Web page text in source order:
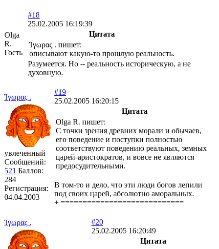
Olga
R.
Гость
#18
25.02.2005 16:19:39
Цитата
Ίγωρας . пишет:
описывают какую-то прошлую реальность.
Разумеется. Но -- реальность историческую, а не
духовную.
Ίγωρας .
увлеченный
Сообщений:
521 Баллов:
284
Регистрация:
04.04.2003
#19
25.02.2005 16:20:15
Цитата
Olga R. пишет:
С точки зрения древних морали и обычаев,
его поведение и поступки полностью
соответствуют поведению реальных, земных
царей-аристократов, и вовсе не являются
предосудительными.
В том-то и дело, что эти люди богов лепили
под своих царей, абсолютно аморальных.
+ ============================
Ίγωρας .
#20
25.02.2005 16:20:49
Цитата